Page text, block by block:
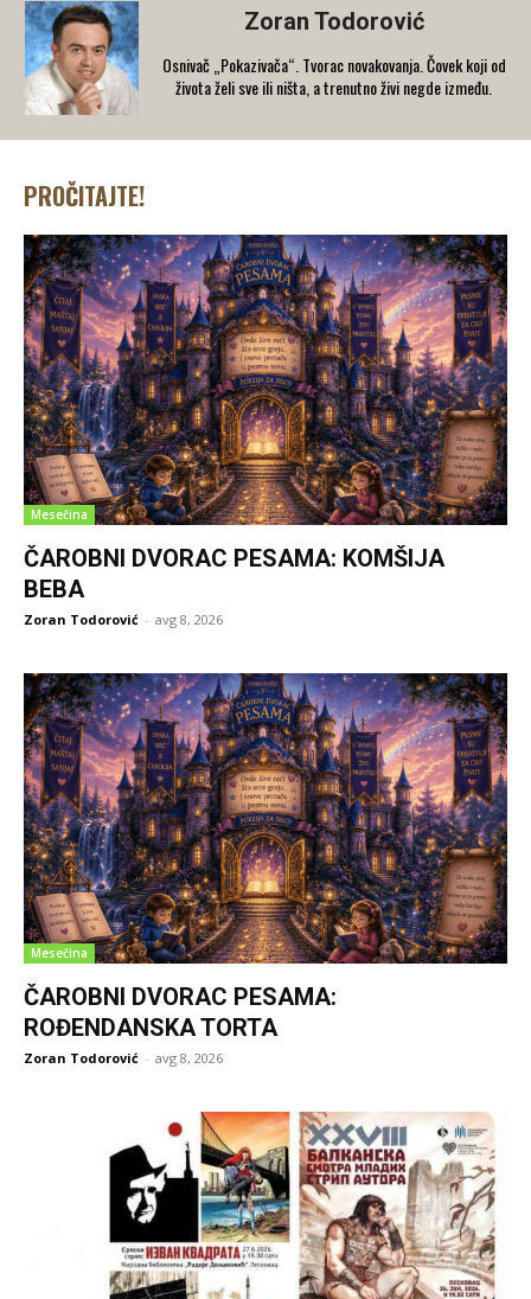
Zoran Todorović
Osnivač „Pokazivača“. Tvorac novakovanja. Čovek koji od
života želi sve ili ništa, a trenutno živi negde između.
PROČITAJTE!
Mesečina
ČAROBNI DVORAC PESAMA: KOMŠIJA
BEBA
Zoran Todorović - avg 8, 2026
Mesečina
ČAROBNI DVORAC PESAMA:
ROĐENDANSKA TORTA
Zoran Todorović - avg 8, 2026